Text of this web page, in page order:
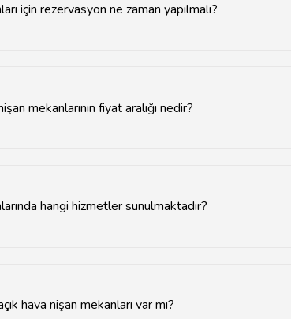
için rezervasyon ne zaman yapılmalı?
mekanlarının fiyat aralığı nedir?
hangi hizmetler sunulmaktadır?
hava nişan mekanları var mı?